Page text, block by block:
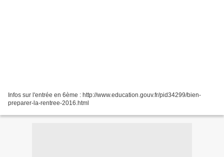
Infos sur l'entrée en 6ème : http://www.education.gouv.fr/pid34299/bien-
preparer-la-rentree-2016.html